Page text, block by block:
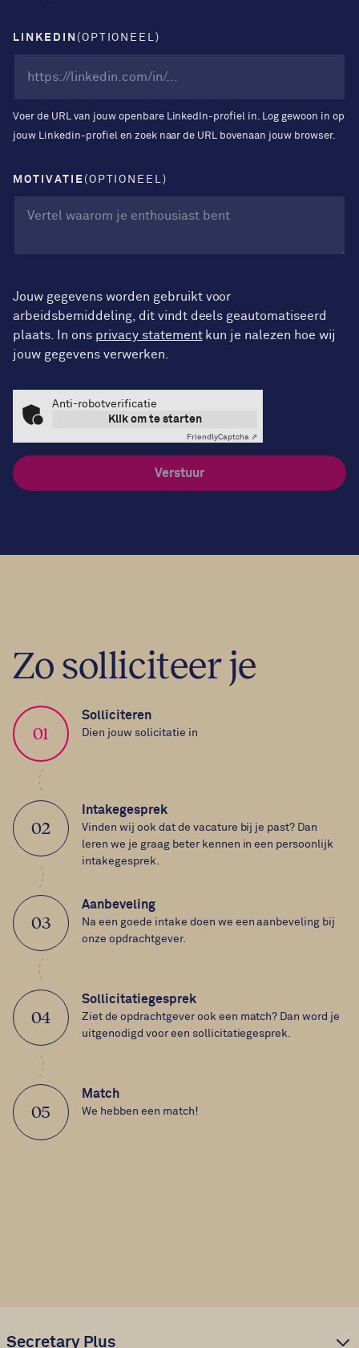
LINKEDIN (OPTIONEEL)
Voer de URL van jouw openbare LinkedIn-profiel in. Log gewoon in op
jouw Linkedin-profiel en zoek naar de URL bovenaan jouw browser.
MOTIVATIE (OPTIONEEL)
Jouw gegevens worden gebruikt voor
arbeidsbemiddeling, dit vindt deels geautomatiseerd
plaats. In ons privacy statementkun je nalezen hoe wij
jouw gegevens verwerken.
Anti-robotverificatie
Klik om te starten
FriendlyCaptcha ⇗
Verstuur
Zo solliciteer je
01
Solliciteren
Dien jouw solicitatie in
02
Intakegesprek
Vinden wij ook dat de vacature bij je past? Dan
leren we je graag beter kennen in een persoonlijk
intakegesprek.
03
Aanbeveling
Na een goede intake doen we een aanbeveling bij
onze opdrachtgever.
04
Sollicitatiegesprek
Ziet de opdrachtgever ook een match? Dan word je
uitgenodigd voor een sollicitatiegesprek.
05
Match
We hebben een match!
Secretary Plus